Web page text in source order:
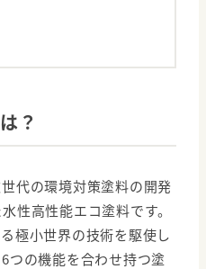
？
代の環境対策塗料の開発
性高性能エコ塗料です。
極小世界の技術を駆使し
つの機能を合わせ持つ塗